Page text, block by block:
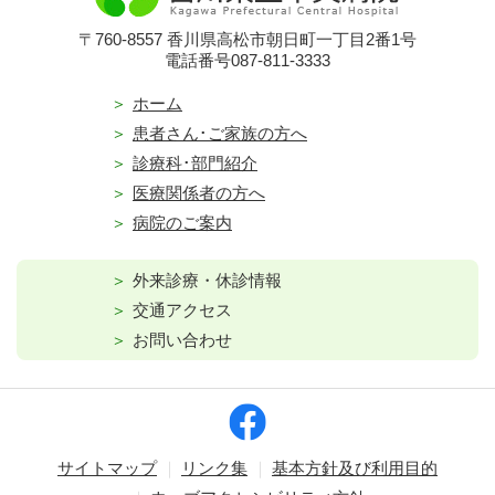
〒760-8557 香川県高松市朝日町一丁目2番1号
電話番号087-811-3333
ホーム
患者さん･ご家族の方へ
診療科･部門紹介
医療関係者の方へ
病院のご案内
外来診療・休診情報
交通アクセス
お問い合わせ
サイトマップ リンク集
基本方針及び利用目的